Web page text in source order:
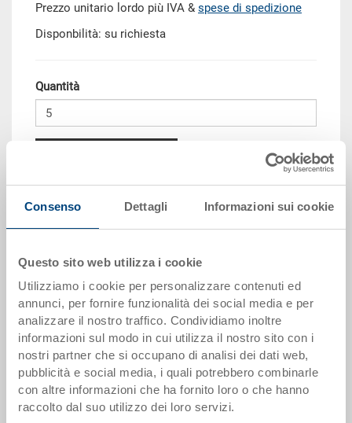
Consenso Dettagli Informazioni sui cookie
Questo sito web utilizza i cookie
Utilizziamo i cookie per personalizzare contenuti ed
annunci, per fornire funzionalità dei social media e per
analizzare il nostro traffico. Condividiamo inoltre
informazioni sul modo in cui utilizza il nostro sito con i
nostri partner che si occupano di analisi dei dati web,
pubblicità e social media, i quali potrebbero combinarle
con altre informazioni che ha fornito loro o che hanno
raccolto dal suo utilizzo dei loro servizi.
Prezzo unitario lordo più IVA & spese di spedizione
Disponbilità: su richiesta
Quantità
Scaglioni per quantità
da 50 pezzi CHF 189.15
da 100 pezzi CHF 173.05
da 250 pezzi CHF 149.95
I scaglioni di quantità corrispondono alle unità di imballaggio.